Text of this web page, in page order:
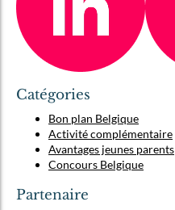
Catégories
Bon plan Belgique
Activité complémentaire
Avantages jeunes parents
Concours Belgique
Partenaire